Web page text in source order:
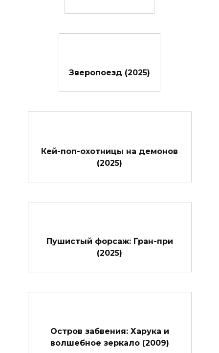
Зверопоезд (2025)
Кей-поп-охотницы на демонов
(2025)
Пушистый форсаж: Гран-при
(2025)
Остров забвения: Харука и
волшебное зеркало (2009)